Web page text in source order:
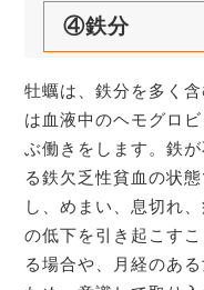
④鉄分
牡蠣は、鉄分を多く
は血液中のヘモグロ
ぶ働きをします。鉄
る鉄欠乏性貧血の状
し、めまい、息切れ
の低下を引き起こす
る場合や、月経のあ